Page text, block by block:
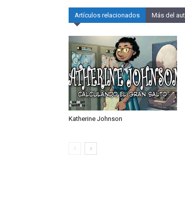
Artículos relacionados Más del
Katherine Johnson